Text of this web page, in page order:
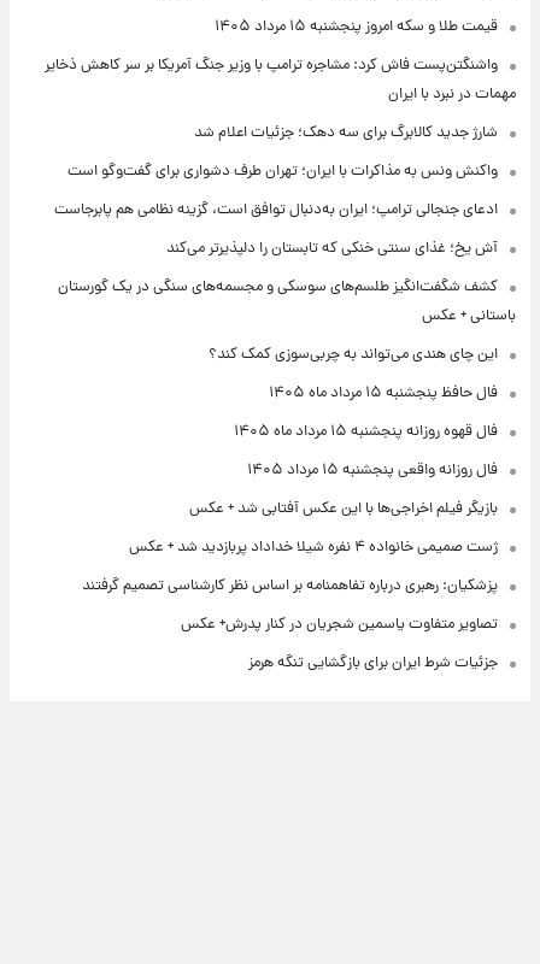
قیمت طلا و سکه امروز پنجشنبه ۱۵ مرداد ۱۴۰۵
واشنگتن‌پست فاش کرد: مشاجره ترامپ با وزیر جنگ آمریکا بر سر کاهش ذخایر
مهمات در نبرد با ایران
شارژ جدید کالابرگ برای سه دهک؛ جزئیات اعلام شد
واکنش ونس به مذاکرات با ایران؛ تهران طرف دشواری برای گفت‌وگو است
ادعای جنجالی ترامپ؛ ایران به‌دنبال توافق است، گزینه نظامی هم پابرجاست
آش یخ؛ غذای سنتی خنکی که تابستان را دلپذیرتر می‌کند
کشف شگفت‌انگیز طلسم‌های سوسکی و مجسمه‌های سنگی در یک گورستان
باستانی + عکس
این چای هندی می‌تواند به چربی‌سوزی کمک کند؟
فال حافظ پنجشنبه ۱۵ مرداد ماه ۱۴۰۵
فال قهوه روزانه پنجشنبه ۱۵ مرداد ماه ۱۴۰۵
فال روزانه واقعی پنجشنبه ۱۵ مرداد ۱۴۰۵
بازیگر فیلم اخراجی‌ها با این عکس آفتابی شد + عکس
ژست صمیمی خانواده ۴ نفره شیلا خداداد پربازدید شد + عکس
پزشکیان: رهبری درباره تفاهمنامه بر اساس نظر کارشناسی تصمیم گرفتند
تصاویر متفاوت یاسمین شجریان در کنار پدرش+ عکس
جزئیات شرط ایران برای بازگشایی تنگه هرمز